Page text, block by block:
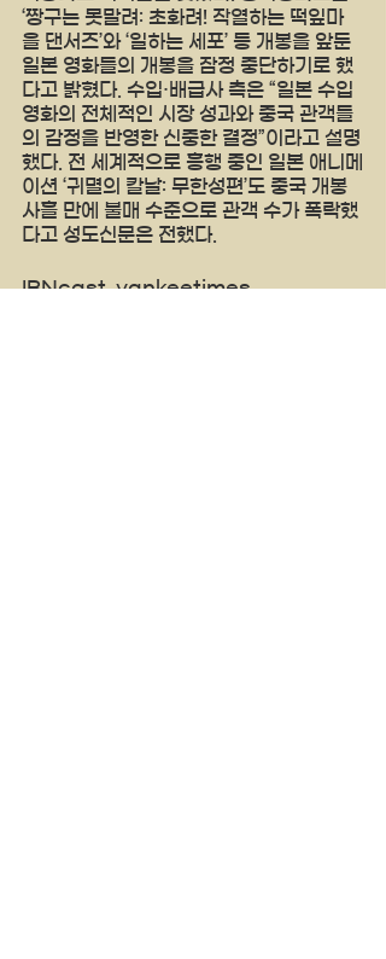
‘짱구는 못말려: 초화려! 작열하는 떡잎마
을 댄서즈’와 ‘일하는 세포’ 등 개봉을 앞둔
일본 영화들의 개봉을 잠정 중단하기로 했
다고 밝혔다. 수입·배급사 측은 “일본 수입
영화의 전체적인 시장 성과와 중국 관객들
의 감정을 반영한 신중한 결정”이라고 설명
했다. 전 세계적으로 흥행 중인 일본 애니메
이션 ‘귀멸의 칼날: 무한성편’도 중국 개봉
사흘 만에 불매 수준으로 관객 수가 폭락했
다고 성도신문은 전했다.
IBNcast  yankeetimes